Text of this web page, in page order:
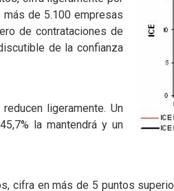
de 5.100 empresas
de contrataciones de
de la confianza
ligeramente. Un
la mantendrá y un
cifra en más de 5 puntos